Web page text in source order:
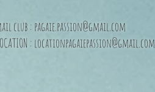
club : pagaie.passion@gmail.com
: locationpagaiepassion@gmail.com